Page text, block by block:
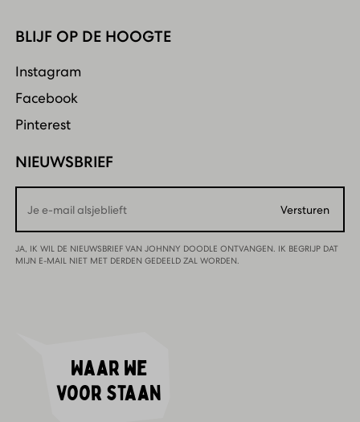
BLIJF OP DE HOOGTE
Instagram
Facebook
Pinterest
NIEUWSBRIEF
Versturen
JA, IK WIL DE NIEUWSBRIEF VAN JOHNNY DOODLE ONTVANGEN. IK BEGRIJP DAT
MIJN E-MAIL NIET MET DERDEN GEDEELD ZAL WORDEN.
Waar we
voor staan